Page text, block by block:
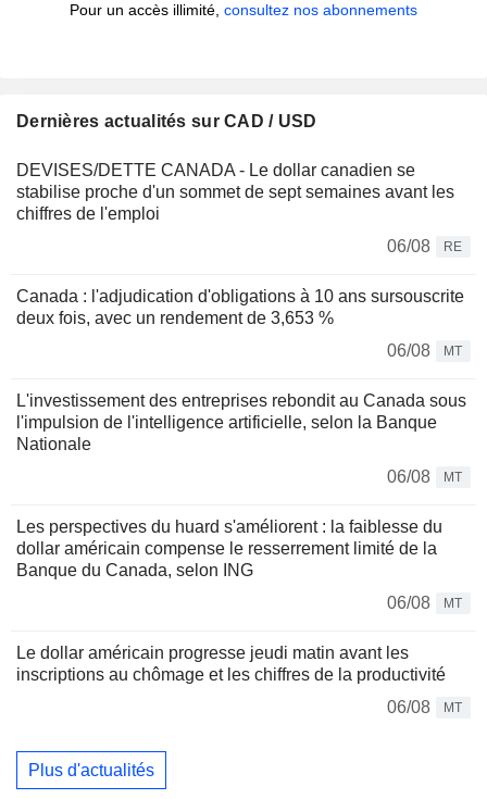
Pour un accès illimité, consultez nos abonnements
Dernières actualités sur CAD / USD
DEVISES/DETTE CANADA - Le dollar canadien se
stabilise proche d'un sommet de sept semaines avant les
chiffres de l'emploi
06/08
RE
Canada : l'adjudication d'obligations à 10 ans sursouscrite
deux fois, avec un rendement de 3,653 %
06/08
MT
L'investissement des entreprises rebondit au Canada sous
l'impulsion de l'intelligence artificielle, selon la Banque
Nationale
06/08
MT
Les perspectives du huard s'améliorent : la faiblesse du
dollar américain compense le resserrement limité de la
Banque du Canada, selon ING
06/08
MT
Le dollar américain progresse jeudi matin avant les
inscriptions au chômage et les chiffres de la productivité
06/08
MT
Plus d'actualités